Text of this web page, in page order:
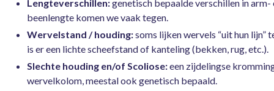
Lengteverschillen:genetisch bepaalde verschillen in arm-
beenlengte komen we vaak tegen.
Wervelstand / houding:soms lijken wervels “uit hun lijn”
is er een lichte scheefstand of kanteling (bekken, rug, etc.).
Slechte houding en/of Scoliose:een zijdelingse
wervelkolom, meestal ook genetisch bepaald.